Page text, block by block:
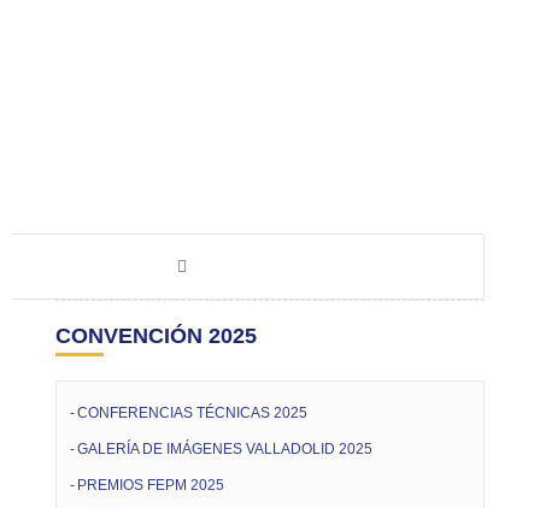
CONVENCIÓN 2025
CONFERENCIAS TÉCNICAS 2025
GALERÍA DE IMÁGENES VALLADOLID 2025
PREMIOS FEPM 2025